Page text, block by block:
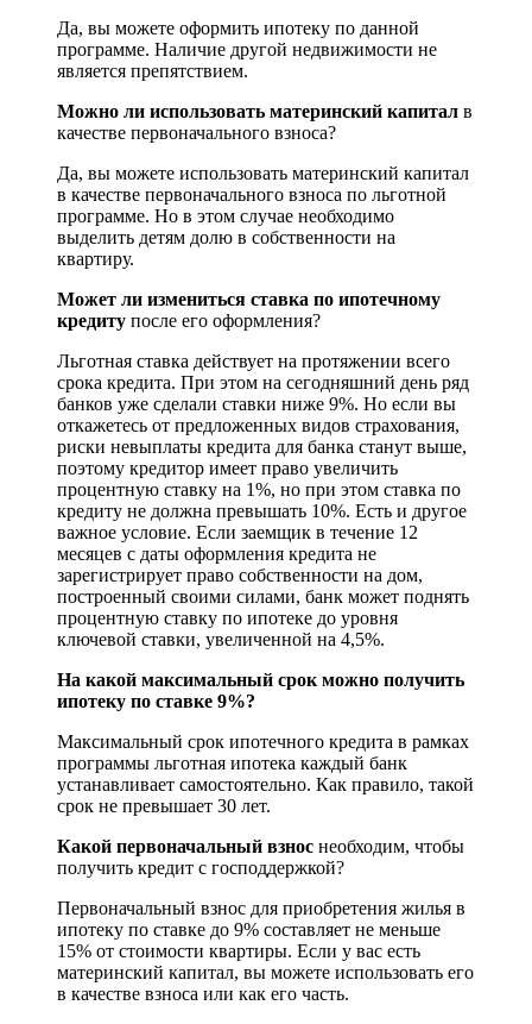
Да, вы можете оформить ипотеку по данной
программе. Наличие другой недвижимости не
является препятствием.
Можно ли использовать материнский капитал в
качестве первоначального взноса?
Да, вы можете использовать материнский капитал
в качестве первоначального взноса по льготной
программе. Но в этом случае необходимо
выделить детям долю в собственности на
квартиру.
Может ли измениться ставка по ипотечному
кредиту после его оформления?
Льготная ставка действует на протяжении всего
срока кредита. При этом на сегодняшний день ряд
банков уже сделали ставки ниже 9%. Но если вы
откажетесь от предложенных видов страхования,
риски невыплаты кредита для банка станут выше,
поэтому кредитор имеет право увеличить
процентную ставку на 1%, но при этом ставка по
кредиту не должна превышать 10%. Есть и другое
важное условие. Если заемщик в течение 12
месяцев с даты оформления кредита не
зарегистрирует право собственности на дом,
построенный своими силами, банк может поднять
процентную ставку по ипотеке до уровня
ключевой ставки, увеличенной на 4,5%.
На какой максимальный срок можно получить
ипотеку по ставке 9%?
Максимальный срок ипотечного кредита в рамках
программы льготная ипотека каждый банк
устанавливает самостоятельно. Как правило, такой
срок не превышает 30 лет.
Какой первоначальный взнос необходим, чтобы
получить кредит с господдержкой?
Первоначальный взнос для приобретения жилья в
ипотеку по ставке до 9% составляет не меньше
15% от стоимости квартиры. Если у вас есть
материнский капитал, вы можете использовать его
в качестве взноса или как его часть.